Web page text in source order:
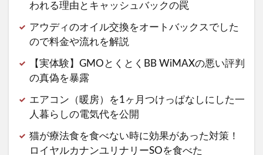
われる理由とキャッシュバックの罠
アウディのオイル交換をオートバックスでした
ので料金や流れを解説
【実体験】GMOとくとくBB WiMAXの悪い評判
の真偽を暴露
エアコン（暖房）を1ヶ月つけっぱなしにした一
人暮らしの電気代を公開
猫が療法食を食べない時に効果があった対策！
ロイヤルカナンユリナリーSOを食べた